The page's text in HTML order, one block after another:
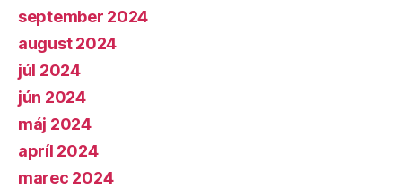
september 2024
august 2024
júl 2024
jún 2024
máj 2024
apríl 2024
marec 2024